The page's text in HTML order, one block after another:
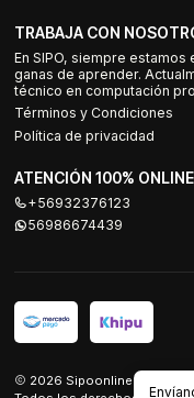
TRABAJA CON
En SIPO, siempre
ganas de aprender.
técnico en computación
Términos y Condiciones
Política de privacidad
ATENCIÓN 100% ONLINE
+56932376123
56986674439
2026 Sipoonline.